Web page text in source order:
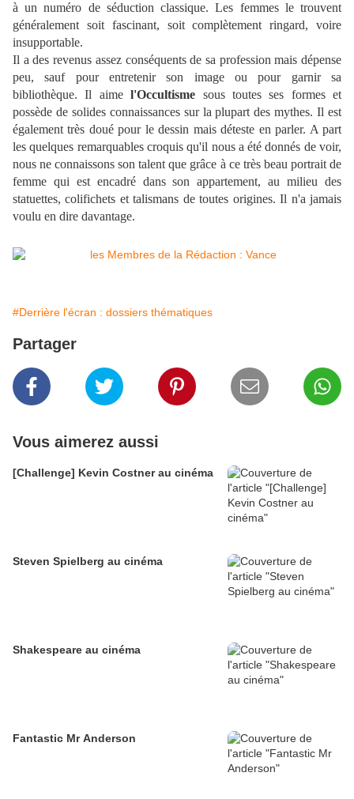
à un numéro de séduction classique. Les femmes le trouvent
généralement soit fascinant, soit complètement ringard, voire
insupportable.
Il a des revenus assez conséquents de sa profession mais dépense
peu, sauf pour entretenir son image ou pour garnir sa
bibliothèque. Il aimel'Occultisme sous toutes ses formes et
possède de solides connaissances sur la plupart des mythes. Il est
également très doué pour le dessin mais déteste en parler. A part
les quelques remarquables croquis qu'il nous a été donnés de voir,
nous ne connaissons son talent que grâce à ce très beau portrait de
femme qui est encadré dans son appartement, au milieu des
statuettes, colifichets et talismans de toutes origines. Il n'a jamais
voulu en dire davantage.
#Derrière l'écran : dossiers thématiques
Partager
Vous aimerez aussi
[Challenge] Kevin Costner au cinéma
Steven Spielberg au cinéma
Shakespeare au cinéma
Fantastic Mr Anderson